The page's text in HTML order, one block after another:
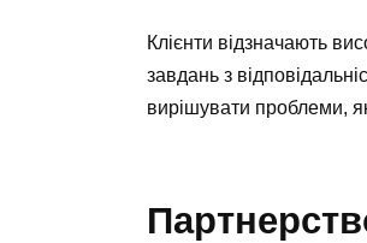
Клієнти відзначають
завдань з
вирішувати проблеми,